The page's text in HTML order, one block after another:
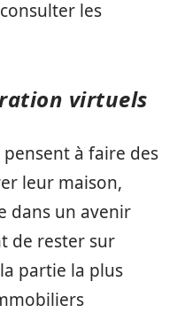
les
virtuels
à faire des
leur maison,
dans un avenir
de rester sur
partie la plus